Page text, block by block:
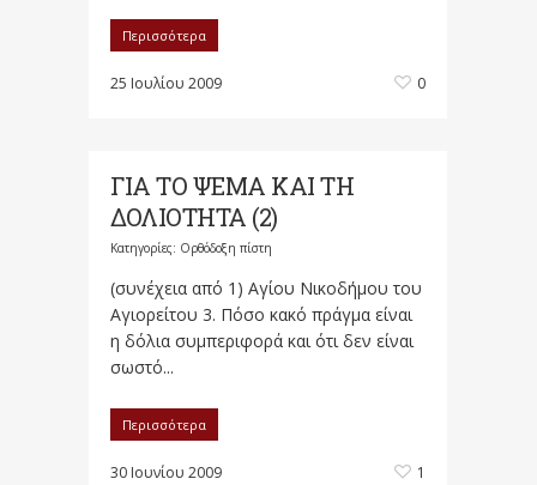
Περισσότερα
25 Ιουλίου 2009 0
ΓΙΑ ΤΟ ΨΕΜΑ ΚΑΙ ΤΗ
ΔΟΛΙΟΤΗΤΑ (2)
Κατηγορίες: Ορθόδοξη πίστη
(συνέχεια από 1) Αγίου Νικοδήμου του
Αγιορείτου 3. Πόσο κακό πράγμα είναι
η δόλια συμπεριφορά και ότι δεν είναι
σωστό...
Περισσότερα
30 Ιουνίου 2009 1